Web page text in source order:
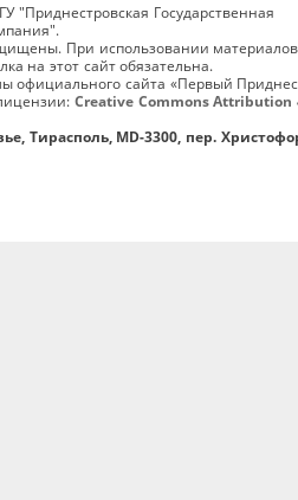
"Приднестровская Государственная
При использовании
на этот сайт обязательна.
официального сайта «Первый
Creative Commons Attribution
Тирасполь, MD-3300, пер.